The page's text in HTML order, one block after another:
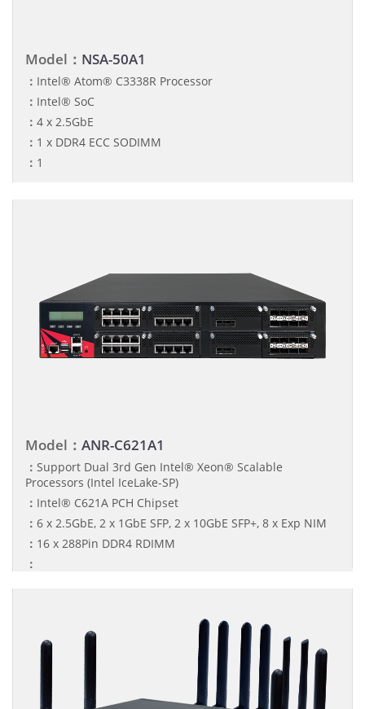
Model： NSA-50A1
： Intel® Atom® C3338R Processor
： Intel® SoC
： 4 x 2.5GbE
： 1 x DDR4 ECC SODIMM
： 1
Model： ANR-C621A1
： Support Dual 3rd Gen Intel® Xeon® Scalable
Processors (Intel IceLake-SP)
： Intel® C621A PCH Chipset
： 6 x 2.5GbE, 2 x 1GbE SFP, 2 x 10GbE SFP+, 8 x Exp NIM
： 16 x 288Pin DDR4 RDIMM
：